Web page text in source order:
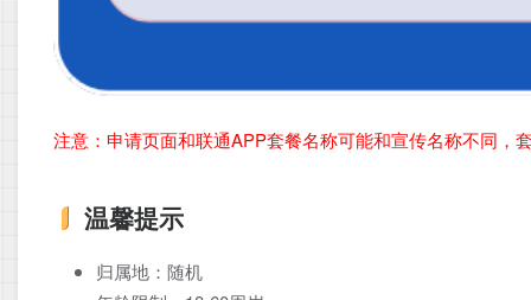
注意：申请页面和联通APP套餐名称可能和宣传名称不同，
温馨提示
归属地：随机